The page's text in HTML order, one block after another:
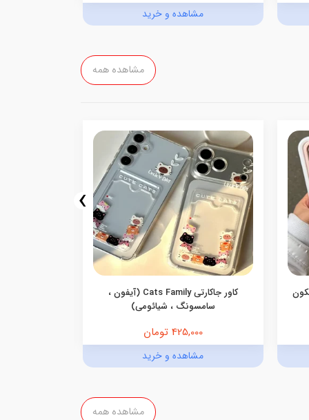
مشاهده و خرید
مشاهده همه
کاور جاکارتی Cats Family (آیفون ،
سامسونگ ، شیائومی)
425,000 تومان
مشاهده و خرید
›
مشاهده همه